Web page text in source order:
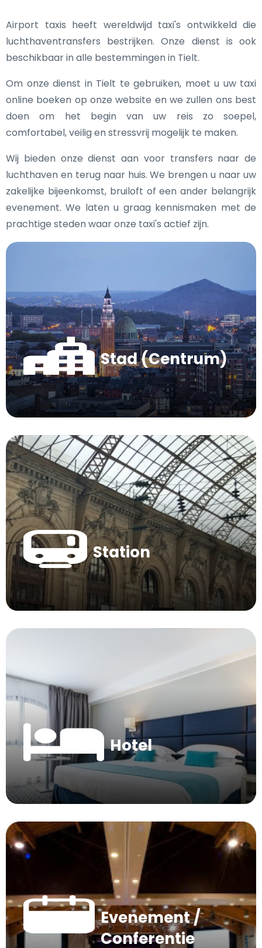
Airport taxis heeft wereldwijd taxi's ontwikkeld die
luchthaventransfers bestrijken. Onze dienst is ook
beschikbaar in alle bestemmingen in Tielt.
Om onze dienst in Tielt te gebruiken, moet u uw taxi
online boeken op onze website en we zullen ons best
doen om het begin van uw reis zo soepel,
comfortabel, veilig en stressvrij mogelijk te maken.
Wij bieden onze dienst aan voor transfers naar de
luchthaven en terug naar huis. We brengen u naar uw
zakelijke bijeenkomst, bruiloft of een ander belangrijk
evenement. We laten u graag kennismaken met de
prachtige steden waar onze taxi's actief zijn.
Stad (Centrum)
Station
Hotel
Evenement /
Conferentie